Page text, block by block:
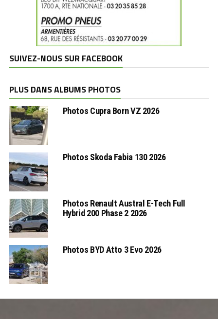
SUIVEZ-NOUS SUR FACEBOOK
PLUS DANS ALBUMS PHOTOS
Photos Cupra Born VZ 2026
Photos Skoda Fabia 130 2026
Photos Renault Austral E-Tech Full
Hybrid 200 Phase 2 2026
Photos BYD Atto 3 Evo 2026